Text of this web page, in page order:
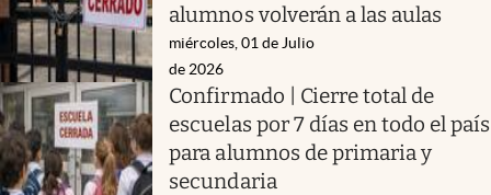
alumnos volverán a las aulas
miércoles, 01 de Julio
de 2026
Confirmado | Cierre total de
escuelas por 7 días en todo el país
para alumnos de primaria y
secundaria